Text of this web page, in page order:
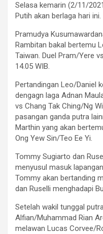
Selasa kemarin (2/11/
Putih akan berlaga hari ini.
Pramudya
Rambitan bakal bertemu
Taiwan. Duel Pram/Yere
14.05 WIB.
Pertandingan Leo/Daniel
dengagn laga Adnan
vs Chang Tak Ching/Ng
pasangan ganda putra
Marthin yang akan
Ong Yew Sin/Teo Ee Yi.
Tommy Sugiarto dan
menyusul masuk
Tommy akan bertanding
dan Ruselli menghadapi
Setelah wakil tunggal
Alfian/Muhammad Rian
melawan Lucas Corvee/